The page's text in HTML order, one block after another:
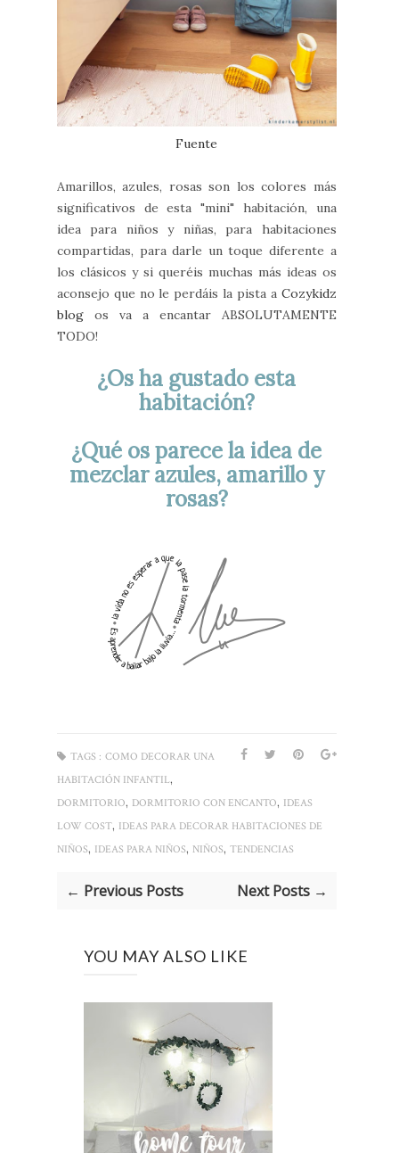
Fuente
Amarillos, azules, rosas son los colores más
significativos de esta "mini" habitación, una
idea para niños y niñas, para habitaciones
compartidas, para darle un toque diferente a
los clásicos y si queréis muchas más ideas os
aconsejo que no le perdáis la pista a Cozykidz
blog os va a encantar ABSOLUTAMENTE
TODO!
¿Os ha gustado esta
habitación?
¿Qué os parece la idea de
mezclar azules, amarillo y
rosas?
TAGS : COMO DECORAR UNA
HABITACIÓN INFANTIL,
DORMITORIO, DORMITORIO CON ENCANTO, IDEAS
LOW COST, IDEAS PARA DECORAR HABITACIONES DE
NIÑOS, IDEAS PARA NIÑOS, NIÑOS, TENDENCIAS
← Previous Posts Next Posts →
YOU MAY ALSO LIKE